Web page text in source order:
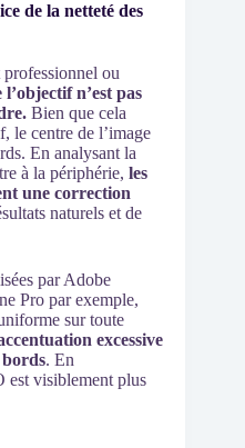
de la netteté des
ou
n’est pas
Bien que cela
le centre de l’image
En analysant la
à la périphérie, les
une correction
naturels et de
par Adobe
Pro par exemple,
sur toute
excessive
bords. En
est visiblement plus